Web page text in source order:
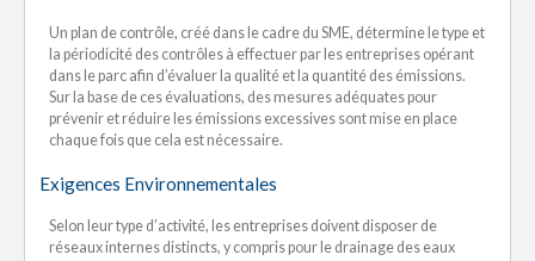
Un plan de contrôle, créé dans le cadre du SME, détermine le type et
la périodicité des contrôles à effectuer par les entreprises opérant
dans le parc afin d’évaluer la qualité et la quantité des émissions.
Sur la base de ces évaluations, des mesures adéquates pour
prévenir et réduire les émissions excessives sont mise en place
chaque fois que cela est nécessaire.
Exigences Environnementales
Selon leur type d’activité, les entreprises doivent disposer de
réseaux internes distincts, y compris pour le drainage des eaux